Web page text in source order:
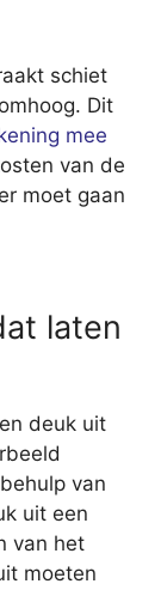
schiet
Dit
mee
van de
moet gaan
laten
deuk uit
van
uit een
van het
moeten